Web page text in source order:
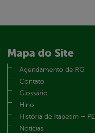
Mapa do Site
Agendamento de RG
Contato
Glossário
Hino
História de Itapetim – PE
Notícias